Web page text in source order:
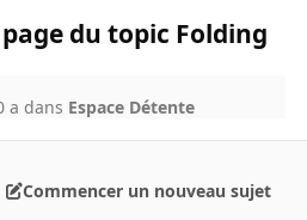
du topic Folding
a dans Espace Détente
Commencer un nouveau sujet